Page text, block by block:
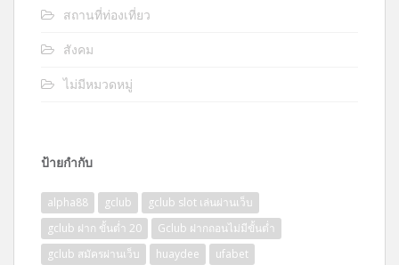
สถานที่ท่องเที่ยว
สังคม
ไม่มีหมวดหมู่
ป้ายกำกับ
alpha88 gclub
gclub slot เล่นผ่านเว็บ
gclub ฝาก ขั้นต่ำ 20
Gclub ฝากถอนไม่มีขั้นต่ำ
gclub สมัครผ่านเว็บ
huaydee
ufabet